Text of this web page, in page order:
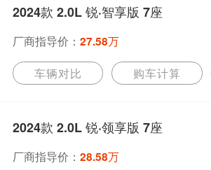
2024款 2.0L 锐·智享版 7座
厂商指导价： 27.58万
车辆对比 购车计算
2024款 2.0L 锐·领享版 7座
厂商指导价： 28.58万